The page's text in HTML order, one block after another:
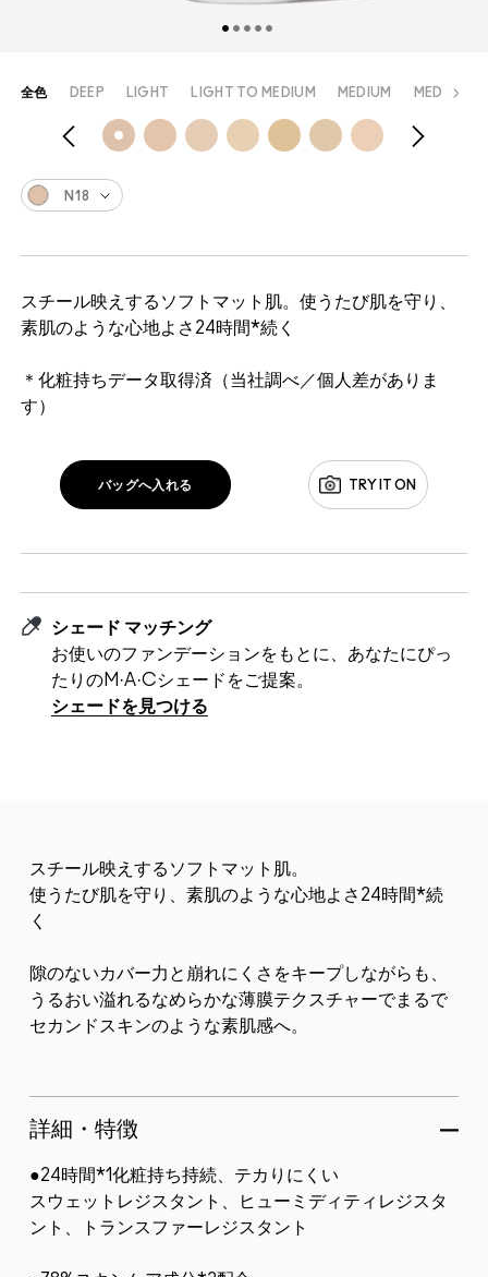
スチール映えするソフトマット肌。使うたび肌を守り、
素肌のような心地よさ24時間*続く
＊化粧持ちデータ取得済（当社調べ／個人差がありま
す）
全色 DEEP LIGHT LIGHT TO MEDIUM MEDIUM MEDIUM
N18
シェード マッチング
お使いのファンデーションをもとに、あなたにぴっ
たりのM·A·Cシェードをご提案。
シェードを見つける
TRY IT ON
バッグへ入れる
スチール映えするソフトマット肌。
使うたび肌を守り、素肌のような心地よさ24時間*続
く
隙のないカバー力と崩れにくさをキープしながらも、
うるおい溢れるなめらかな薄膜テクスチャーでまるで
セカンドスキンのような素肌感へ。
詳細・特徴
●24時間*1化粧持ち持続、テカりにくい
スウェットレジスタント、ヒューミディティレジスタ
ント、トランスファーレジスタント